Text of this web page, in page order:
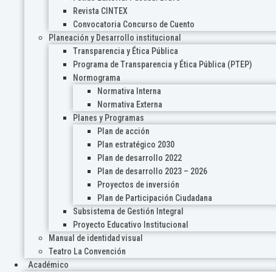
Revista CINTEX
Convocatoria Concurso de Cuento
Planeación y Desarrollo institucional
Transparencia y Ética Pública
Programa de Transparencia y Ética Pública (PTEP)
Normograma
Normativa Interna
Normativa Externa
Planes y Programas
Plan de acción
Plan estratégico 2030
Plan de desarrollo 2022
Plan de desarrollo 2023 – 2026
Proyectos de inversión
Plan de Participación Ciudadana
Subsistema de Gestión Integral
Proyecto Educativo Institucional
Manual de identidad visual
Teatro La Convención
Académico